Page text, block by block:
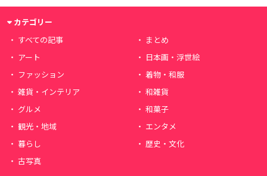
カテゴリー
すべての記事
まとめ
アート
日本画・浮世絵
ファッション
着物・和服
雑貨・インテリア
和雑貨
グルメ
和菓子
観光・地域
エンタメ
暮らし
歴史・文化
古写真